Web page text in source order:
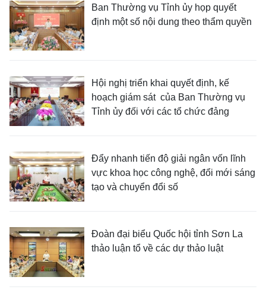
Ban Thường vụ Tỉnh ủy họp quyết
định một số nội dung theo thẩm quyền
Hội nghị triển khai quyết định, kế
hoạch giám sát của Ban Thường vụ
Tỉnh ủy đối với các tổ chức đảng
Đẩy nhanh tiến độ giải ngân vốn lĩnh
vực khoa học công nghệ, đổi mới sáng
tạo và chuyển đổi số
Đoàn đại biểu Quốc hội tỉnh Sơn La
thảo luận tổ về các dự thảo luật